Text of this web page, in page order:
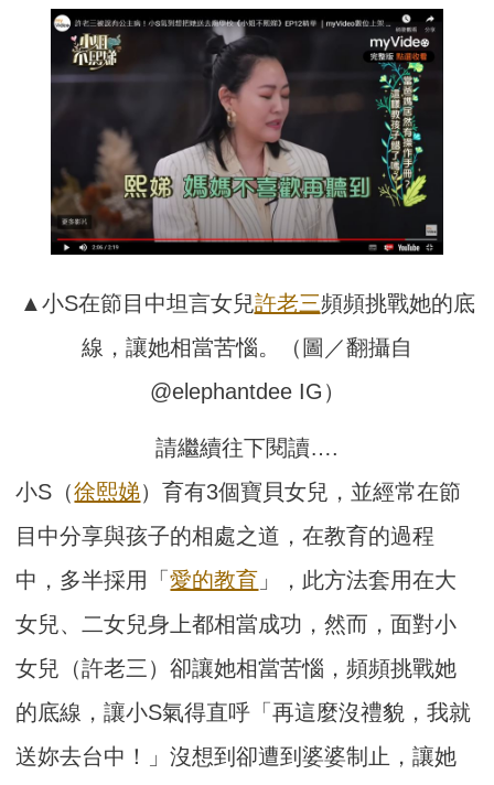
▲小S在節目中坦言女兒許老三頻頻挑戰她的底
線，讓她相當苦惱。（圖／翻攝自
@elephantdee IG）
請繼續往下閱讀….
小S（徐熙娣）育有3個寶貝女兒，並經常在節
目中分享與孩子的相處之道，在教育的過程
中，多半採用「愛的教育 」，此方法套用在大
女兒、二女兒身上都相當成功，然而，面對小
女兒（許老三）卻讓她相當苦惱，頻頻挑戰她
的底線，讓小S氣得直呼「再這麼沒禮貌，我就
送妳去台中！」沒想到卻遭到婆婆制止，讓她